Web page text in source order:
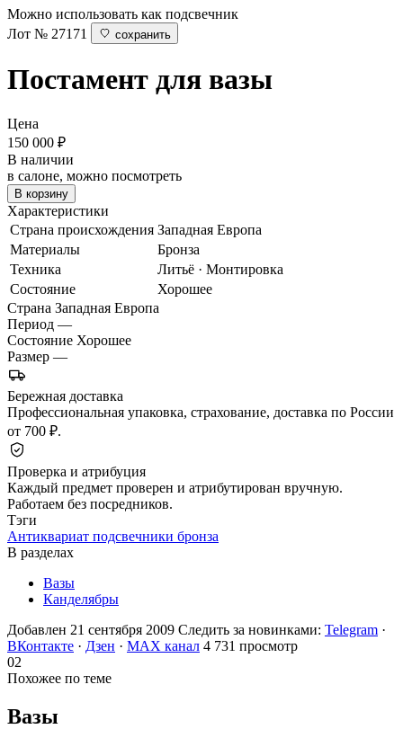
Можно использовать как подсвечник
Лот № 27171
сохранить
Постамент для вазы
Цена
150 000 ₽
В наличии
в салоне, можно посмотреть
В корзину
Характеристики
Страна происхождения Западная Европа
Материалы
Бронза
Техника
Литьё · Монтировка
Состояние
Хорошее
Страна Западная Европа
Период —
Состояние Хорошее
Размер —
Бережная доставка
Профессиональная упаковка, страхование, доставка по России
от 700 ₽.
Проверка и атрибуция
Каждый предмет проверен и атрибутирован вручную.
Работаем без посредников.
Тэги
Антиквариат подсвечники бронза
В разделах
Вазы
Канделябры
Добавлен 21 сентября 2009 Следить за новинками: Telegram ·
ВКонтакте · Дзен · MAX канал 4 731 просмотр
02
Похожее по теме
Вазы